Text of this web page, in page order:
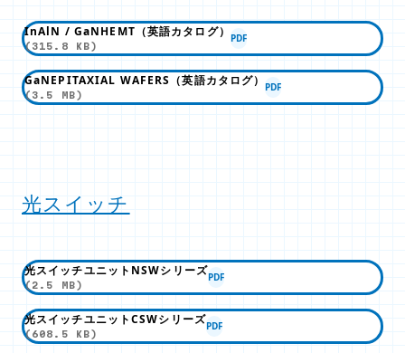
InAlN / GaNHEMT（英語カタログ）
(315.8 KB)
PDF
GaNEPITAXIAL WAFERS（英語カタログ）
(3.5 MB)
PDF
光スイッチ
光スイッチユニットNSWシリーズ
(2.5 MB)
PDF
光スイッチユニットCSWシリーズ
(608.5 KB)
PDF